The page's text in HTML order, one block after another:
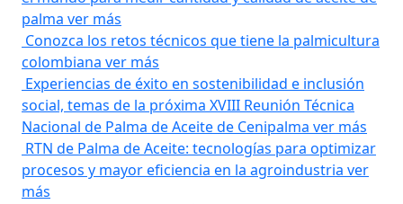
palma ver más
Conozca los retos técnicos que tiene la palmicultura
colombiana ver más
Experiencias de éxito en sostenibilidad e inclusión
social, temas de la próxima XVIII Reunión Técnica
Nacional de Palma de Aceite de Cenipalma ver más
RTN de Palma de Aceite: tecnologías para optimizar
procesos y mayor eficiencia en la agroindustria ver
más